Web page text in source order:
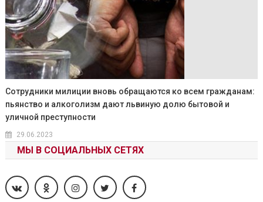
Сотрудники милиции вновь обращаются ко всем гражданам:
пьянство и алкоголизм дают львиную долю бытовой и
уличной преступности
29.06.2023
МЫ В СОЦИАЛЬНЫХ СЕТЯХ